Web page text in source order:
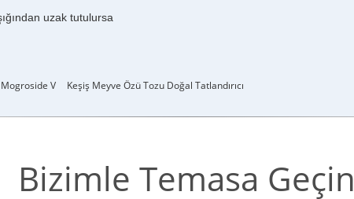
uzak tutulursa
V Keşiş Meyve Özü Tozu Doğal Tatlandırıcı
Bizimle Temasa Geçin